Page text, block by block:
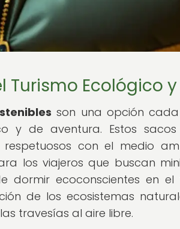
Turismo Ecológico
son una opción
y de aventura. Estos
con el medio
los viajeros que buscan
dormir ecoconscientes en el
de los ecosistemas
travesías al aire libre.